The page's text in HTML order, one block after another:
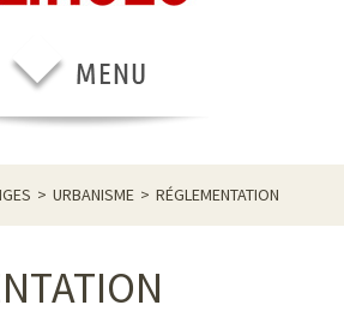
> URBANISME > RÉGLEMENTATION